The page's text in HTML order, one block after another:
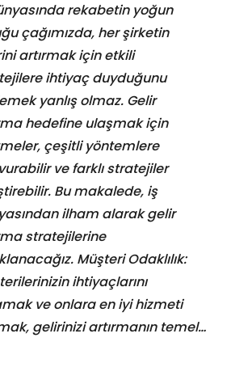
rekabetin yoğun
çağımızda, her şirketin
artırmak için etkili
ihtiyaç duyduğunu
yanlış olmaz. Gelir
hedefine ulaşmak için
çeşitli yöntemlere
ve farklı stratejiler
Bu makalede, iş
ilham alarak gelir
stratejilerine
Müşteri Odaklılık:
ihtiyaçlarını
ve onlara en iyi hizmeti
gelirinizi artırmanın temel…